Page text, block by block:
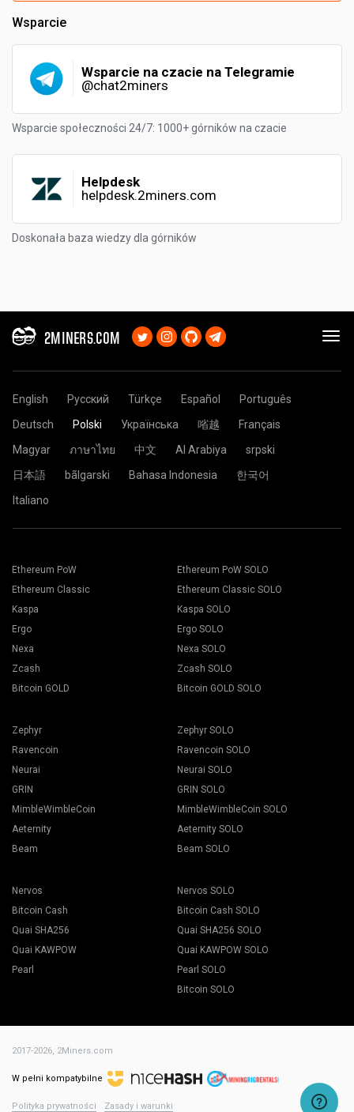
Wsparcie
Wsparcie na czacie na Telegramie
@chat2miners
Wsparcie społeczności 24/7: 1000+ górników na czacie
Helpdesk
helpdesk.2miners.com
Doskonała baza wiedzy dla górników
2MINERS.COM
English Русский Türkçe Español
Português
Deutsch
Polski Українська 㗂越
Français
Magyar
ภาษาไทย 中文 Al Arabiya
srpski
日本語
bãlgarski Bahasa Indonesia
한국어
Italiano
Ethereum PoW
Ethereum Classic
Kaspa
Ergo
Nexa
Zcash
Bitcoin GOLD
Ethereum PoW SOLO
Ethereum Classic SOLO
Kaspa SOLO
Ergo SOLO
Nexa SOLO
Zcash SOLO
Bitcoin GOLD SOLO
Zephyr
Ravencoin
Neurai
GRIN
MimbleWimbleCoin
Aeternity
Beam
Zephyr SOLO
Ravencoin SOLO
Neurai SOLO
GRIN SOLO
MimbleWimbleCoin SOLO
Aeternity SOLO
Beam SOLO
Nervos
Bitcoin Cash
Quai SHA256
Quai KAWPOW
Pearl
Nervos SOLO
Bitcoin Cash SOLO
Quai SHA256 SOLO
Quai KAWPOW SOLO
Pearl SOLO
Bitcoin SOLO
2017-2026, 2Miners.com
W pełni kompatybilne
Polityka prywatności Zasady i warunki